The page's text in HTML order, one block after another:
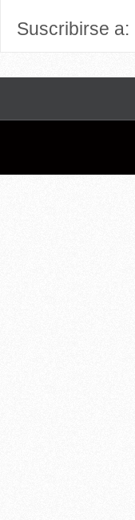
Suscribirse a: